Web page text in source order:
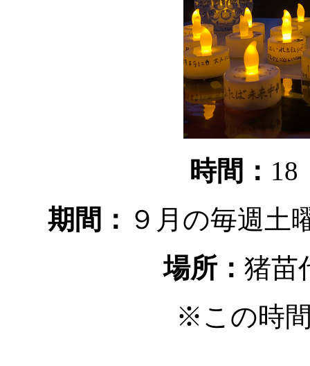
時間： 18
期間： ９月の毎週土
場所： 猪苗
※この時